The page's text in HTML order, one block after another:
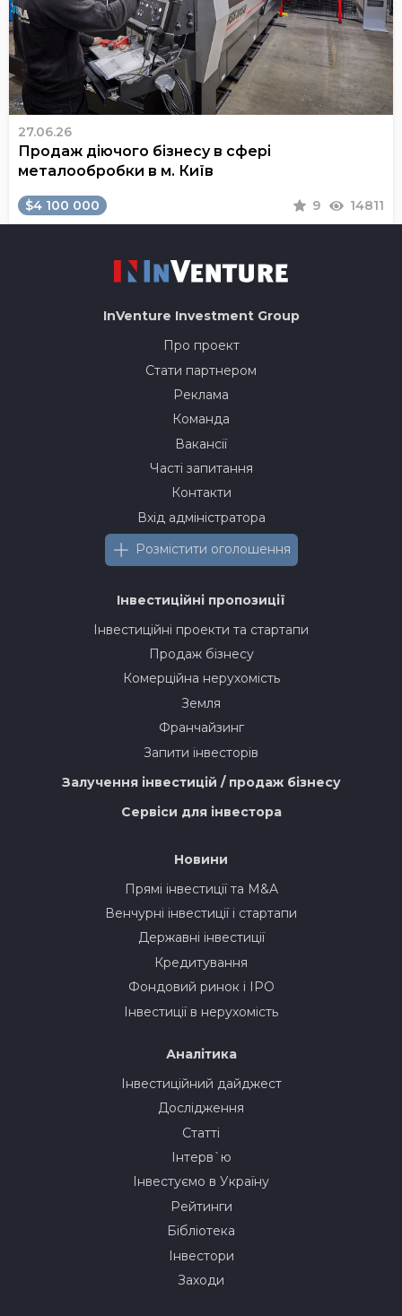
27.06.26
Продаж діючого бізнесу в сфері
металообробки в м. Київ
$4 100 000 9 14811
InVenture Investment Group
Про проект
Стати партнером
Реклама
Команда
Вакансії
Часті запитання
Контакти
Вхід адміністратора
Розмістити оголошення
Інвестиційні пропозиції
Інвестиційні проекти та стартапи
Продаж бізнесу
Комерційна нерухомість
Земля
Франчайзинг
Запити інвесторів
Залучення інвестицій / продаж бізнесу
Сервіси для інвестора
Новини
Прямі інвестиції та M&A
Венчурні інвестиції і стартапи
Державні інвестиції
Кредитування
Фондовий ринок і IPO
Інвестиції в нерухомість
Аналітика
Інвестиційний дайджест
Дослідження
Статті
Інтерв`ю
Інвестуємо в Україну
Рейтинги
Бібліотека
Інвестори
Заходи